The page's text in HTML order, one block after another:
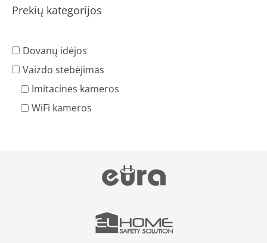
Prekių kategorijos
Dovanų idėjos
Vaizdo stebėjimas
Imitacinės kameros
WiFi kameros